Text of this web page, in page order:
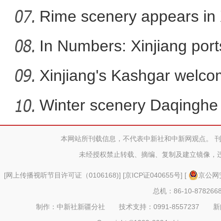
道中华丨“檩条”“椽子”用
Rime scenery appears in
In Numbers: Xinjiang
Xinjiang's Kashgar
Winter scenery
本网站所刊载信息，不代表中新社和中新网观点。
未经授权禁止转载、摘编、复制及建立镜像，
[网上传播视听节目许可证（0106168)] [京ICP证040655号] [
京公
总机：86-10-
制作：中新社新疆分社 技术支持：0991-8557237